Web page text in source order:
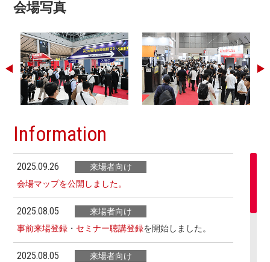
会場写真
Information
2025.09.26
来場者向け
会場マップを公開しました。
2025.08.05
来場者向け
事前来場登録 ・ セミナー聴講登録を開始しました。
2025.08.05
来場者向け